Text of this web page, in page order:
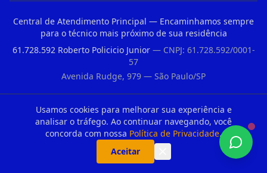
Usamos cookies para melhorar sua experiência e
analisar o tráfego. Ao continuar navegando, você
concorda com nossa Política de Privacidade.
Aceitar
Central de Atendimento Principal — Encaminhamos sempre
para o técnico mais próximo de sua residência
61.728.592 Roberto Policicio Junior— CNPJ: 61.728.592/0001-
57
Avenida Rudge, 979 — São Paulo/SP
Registro CFT nº 33176235860 — Conselho Federal dos Técnicos Industriais